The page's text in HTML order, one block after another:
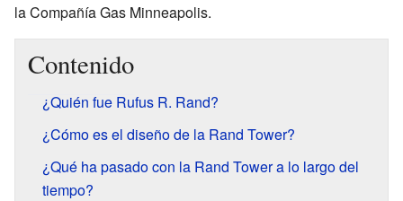
la Compañía Gas Minneapolis.
Contenido
¿Quién fue Rufus R. Rand?
¿Cómo es el diseño de la Rand Tower?
¿Qué ha pasado con la Rand Tower a lo largo del
tiempo?